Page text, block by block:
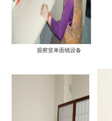
观察室单面镜设备